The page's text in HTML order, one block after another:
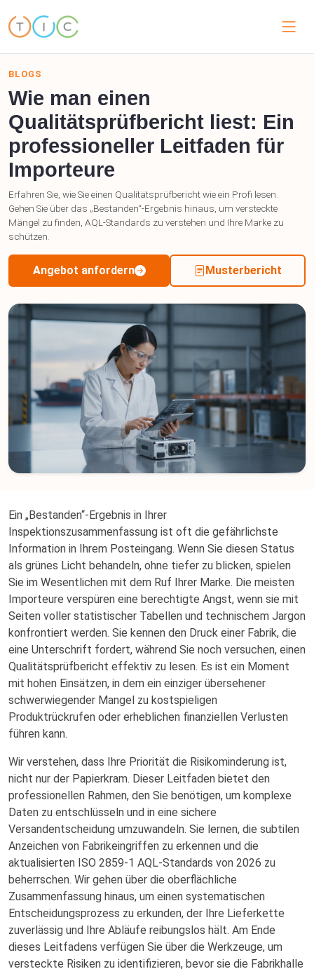
BLOGS
Wie man einen
Qualitätsprüfbericht liest: Ein
professioneller Leitfaden für
Importeure
Erfahren Sie, wie Sie einen Qualitätsprüfbericht wie ein Profi lesen.
Gehen Sie über das „Bestanden“-Ergebnis hinaus, um versteckte
Mängel zu finden, AQL-Standards zu verstehen und Ihre Marke zu
schützen.
Angebot anfordern Musterbericht
Ein „Bestanden“-Ergebnis in Ihrer
Inspektionszusammenfassung ist oft die gefährlichste
Information in Ihrem Posteingang. Wenn Sie diesen Status
als grünes Licht behandeln, ohne tiefer zu blicken, spielen
Sie im Wesentlichen mit dem Ruf Ihrer Marke. Die meisten
Importeure verspüren eine berechtigte Angst, wenn sie mit
Seiten voller statistischer Tabellen und technischem Jargon
konfrontiert werden. Sie kennen den Druck einer Fabrik, die
eine Unterschrift fordert, während Sie noch versuchen, einen
Qualitätsprüfbericht effektiv zu lesen. Es ist ein Moment
mit hohen Einsätzen, in dem ein einziger übersehener
schwerwiegender Mangel zu kostspieligen
Produktrückrufen oder erheblichen finanziellen Verlusten
führen kann.
Wir verstehen, dass Ihre Priorität die Risikominderung ist,
nicht nur der Papierkram. Dieser Leitfaden bietet den
professionellen Rahmen, den Sie benötigen, um komplexe
Daten zu entschlüsseln und in eine sichere
Versandentscheidung umzuwandeln. Sie lernen, die subtilen
Anzeichen von Fabrikeingriffen zu erkennen und die
aktualisierten ISO 2859-1 AQL-Standards von 2026 zu
beherrschen. Wir gehen über die oberflächliche
Zusammenfassung hinaus, um einen systematischen
Entscheidungsprozess zu erkunden, der Ihre Lieferkette
zuverlässig und Ihre Abläufe reibungslos hält. Am Ende
dieses Leitfadens verfügen Sie über die Werkzeuge, um
versteckte Risiken zu identifizieren, bevor sie die Fabrikhalle